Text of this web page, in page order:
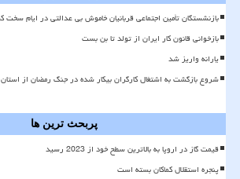
بازنشستگان تأمین اجتماعی قربانیان خاموش بی عدالتی در ایام سخت
بازخوانی قانون کار ایران از تولد تا بن بست
یارانه واریز شد
شروع بازگشت به اشتغال کارگران بیکار شده در جنگ رمضان از
پربحث ترین ها
قیمت گاز در اروپا به بالاترین سطح خود از 2023 رسید
پنجره استقلال کماکان بسته است